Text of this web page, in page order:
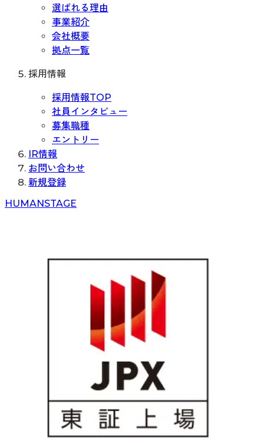
選ばれる理由
事業紹介
会社概要
拠点一覧
採用情報
採用情報TOP
社員インタビュー
募集職種
エントリー
IR情報
お問い合わせ
新規登録
HUMANSTAGE